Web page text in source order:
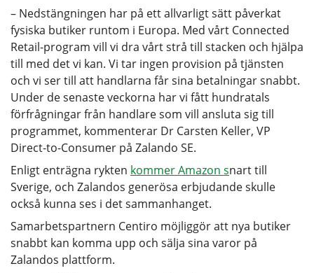
– Nedstängningen har på ett allvarligt sätt påverkat
fysiska butiker runtom i Europa. Med vårt Connected
Retail-program vill vi dra vårt strå till stacken och hjälpa
till med det vi kan. Vi tar ingen provision på tjänsten
och vi ser till att handlarna får sina betalningar snabbt.
Under de senaste veckorna har vi fått hundratals
förfrågningar från handlare som vill ansluta sig till
programmet, kommenterar Dr Carsten Keller, VP
Direct-to-Consumer på Zalando SE.
Enligt enträgna rykten kommer Amazon snart till
Sverige, och Zalandos generösa erbjudande skulle
också kunna ses i det sammanhanget.
Samarbetspartnern Centiro möjliggör att nya butiker
snabbt kan komma upp och sälja sina varor på
Zalandos plattform.